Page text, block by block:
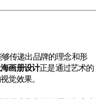
传递出品牌的理念和形
画册设计正是通过艺术的
觉效果。